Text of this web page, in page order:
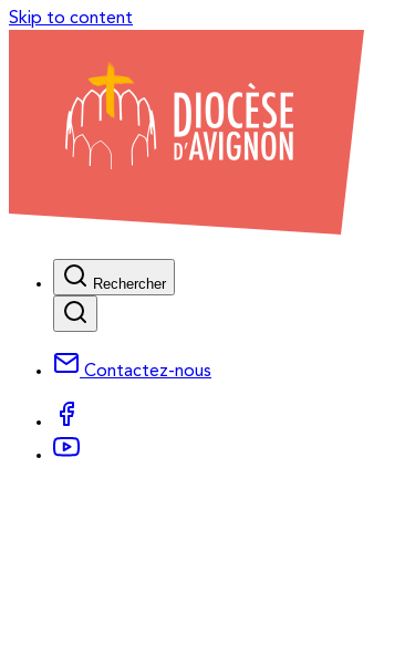
Skip to content
Rechercher
Contactez-nous